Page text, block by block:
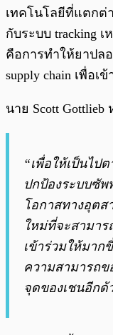
เทคโนโลยีที่แตกต่
กับระบบ tracking
คือการทำให้ยาปล
supply chain เพื่อเ
นาย Scott
“เพื่อให้เป็นไป
ปกป้องระบบซัพ
โอกาสทางอุต
ใหม่ที่จะสามา
เข้าร่วมให้มา
ความสามารถข
จุดของเชนอีกด้